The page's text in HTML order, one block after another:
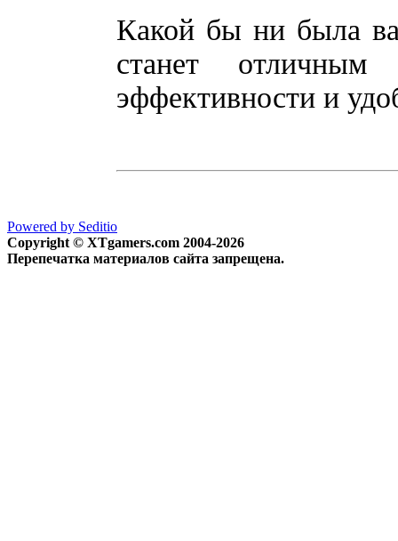
Какой бы ни была
станет
эффективности и
Powered by Seditio
Copyright © XTgamers.com 2004-2026
Перепечатка материалов сайта запрещена.